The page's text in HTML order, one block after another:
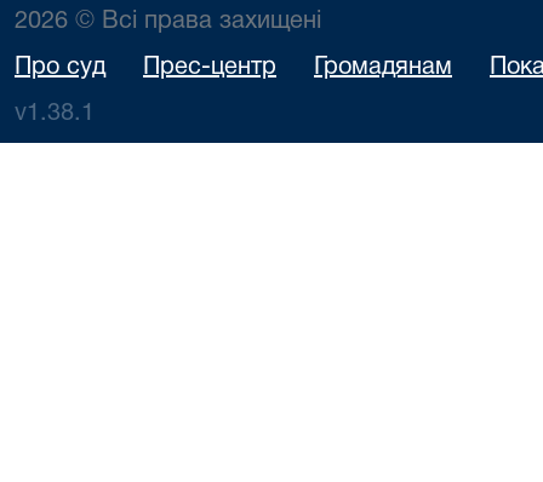
2026 © Всі права захищені
Про суд Прес-центр Громадянам
v1.38.1